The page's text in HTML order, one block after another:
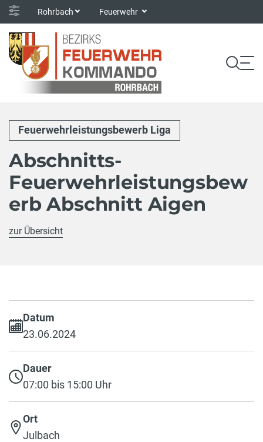
Rohrbach Feuerwehr
Feuerwehrleistungsbewerb Liga
Abschnitts-
Feuerwehrleistungsbew
erb Abschnitt Aigen
zur Übersicht
Datum
23.06.2024
Dauer
07:00 bis 15:00 Uhr
Ort
Julbach